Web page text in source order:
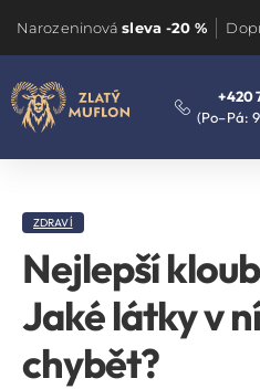
Narozeninovásleva -20 %
+420
(Po–Pá:
ZDRAVÍ
Nejlepší
Jaké látky v
chybět?